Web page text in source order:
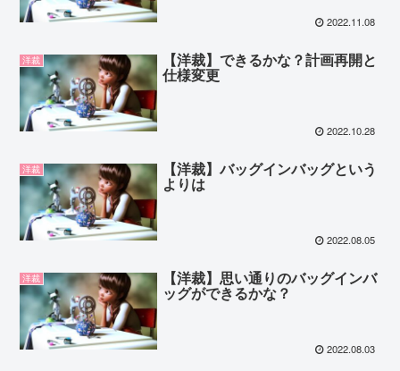
2022.11.08
洋裁 【洋裁】できるかな？計画再開と
仕様変更
2022.10.28
洋裁 【洋裁】バッグインバッグという
よりは
2022.08.05
洋裁 【洋裁】思い通りのバッグインバ
ッグができるかな？
2022.08.03